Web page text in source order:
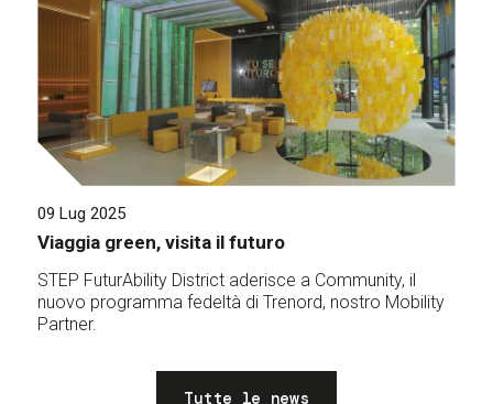
09 Lug 2025
Viaggia green, visita il futuro
STEP FuturAbility District aderisce a Community, il
nuovo programma fedeltà di Trenord, nostro Mobility
Partner.
Tutte le news